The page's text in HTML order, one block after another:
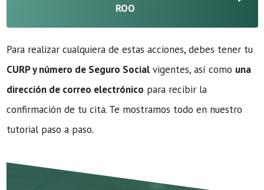
ROO
Para realizar cualquiera de estas acciones, debes tener tu
CURP y número de Seguro Social vigentes, así como una
dirección de correo electrónico para recibir la
confirmación de tu cita. Te mostramos todo en nuestro
tutorial paso a paso.